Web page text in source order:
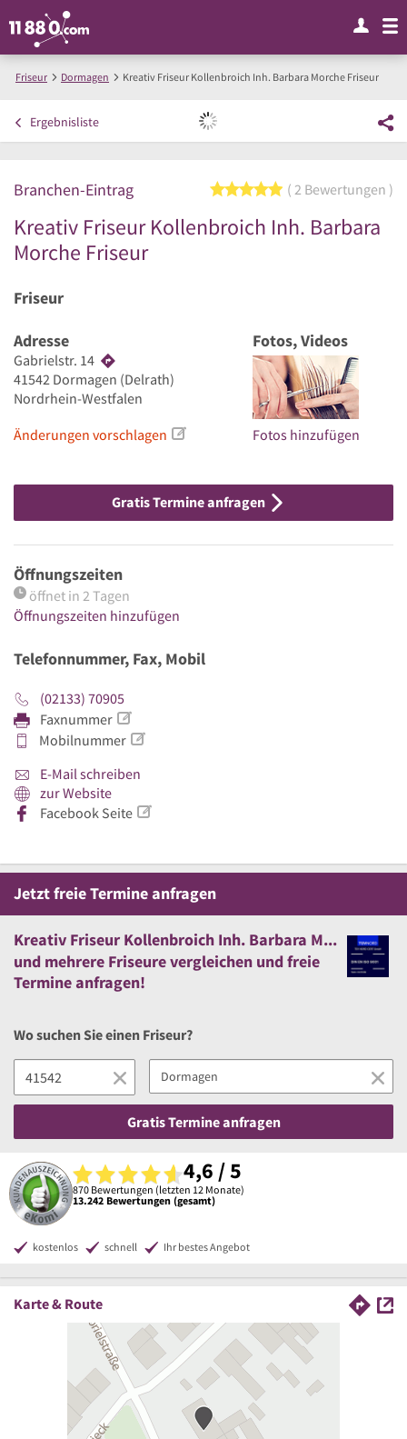
Friseur Dormagen Kreativ Friseur Kollenbroich Inh. Barbara Morche Friseur
Ergebnisliste
Branchen-Eintrag 5 von 5 Sternen
2 Bewertungen
Kreativ Friseur Kollenbroich Inh. Barbara
Morche Friseur
Friseur
Adresse
Gabrielstr. 14
41542 Dormagen (Delrath)
Nordrhein-Westfalen
Änderungen vorschlagen
Fotos, Videos
Fotos hinzufügen
Gratis Termine anfragen
Öffnungszeiten
öffnet in 2 Tagen
Öffnungszeiten hinzufügen
Telefonnummer, Fax, Mobil
(02133) 70905
Faxnummer
Mobilnummer
E-Mail schreiben
zur Website
Facebook Seite
JetztfreieTermine anfragen
Kreativ Friseur Kollenbroich Inh. Barbara Morche Friseur
und mehrere Friseure vergleichen undfreie
Termine anfragen!
Wo suchen Sie einen Friseur?
Gratis Termine anfragen
4,6 / 5
870 Bewertungen (letzten 12 Monate)
13.242 Bewertungen (gesamt)
kostenlos schnell Ihr bestes Angebot
Karte & Route